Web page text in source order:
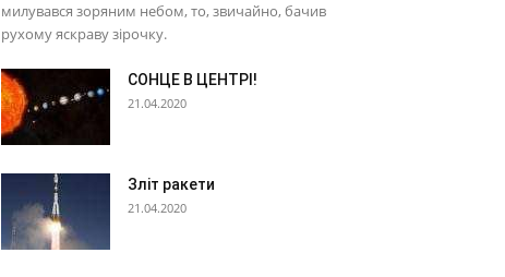
милувався зоряним небом, то, звичайно, бачив
рухому яскраву зірочку.
СОНЦЕ В ЦЕНТРІ!
21.04.2020
Зліт ракети
21.04.2020